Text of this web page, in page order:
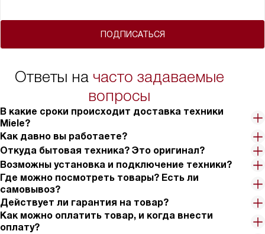
ПОДПИСАТЬСЯ
Ответы на часто задаваемые
вопросы
В какие сроки происходит доставка техники
Miele?
Как давно вы работаете?
Откуда бытовая техника? Это оригинал?
Возможны установка и подключение техники?
Где можно посмотреть товары? Есть ли
самовывоз?
Действует ли гарантия на товар?
Как можно оплатить товар, и когда внести
оплату?